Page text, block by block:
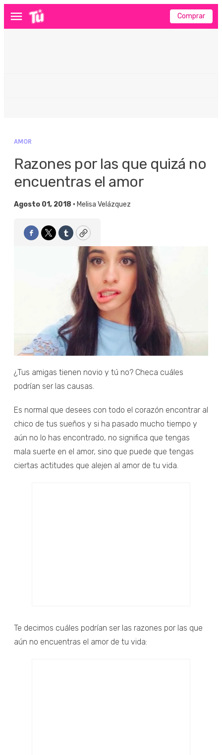
Menú Comprar
AMOR
Razones por las que quizá no
encuentras el amor
Agosto 01, 2018 • Melisa Velázquez
Facebook
TwitterTumblrCopy
¿Tus amigas tienen novio y tú no? Checa cuáles
podrían ser las causas.
Es normal que desees con todo el corazón encontrar al
chico de tus sueños y si ha pasado mucho tiempo y
aún no lo has encontrado, no significa que tengas
mala suerte en el amor, sino que puede que tengas
ciertas actitudes que alejen al amor de tu vida.
Te decimos cuáles podrían ser las razones por las que
aún no encuentras el amor de tu vida: